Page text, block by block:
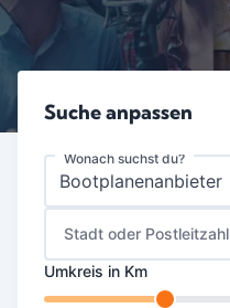
Suche anpassen
Wonach suchst du?
Stadt oder Postleitzahl
Umkreis in Km